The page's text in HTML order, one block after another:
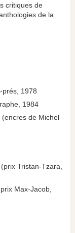
critiques de
de la
prés, 1978
1984
(encres de Michel
Tristan-Tzara,
Max-Jacob,